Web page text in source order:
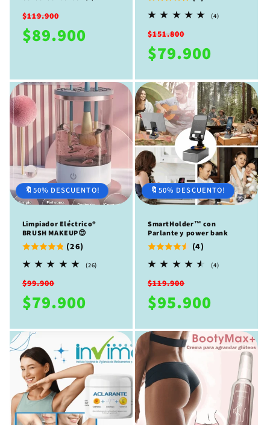
Precio
habitual
$119.900
de
oferta
$89.900
(4)4
Precio
habitual
$151.800
de
oferta
$79.900
🔖50% DESCUENTO!
Limpiador Eléctrico®️
BRUSH MAKEUP😍
(26)
(26)
Precio
habitual
$99.900
de
oferta
$79.900
🔖50% DESCUENTO!
SmartHolder™ con
Parlante y power bank
(4)
(4)4
Precio
habitual
$119.900
de
oferta
$95.900